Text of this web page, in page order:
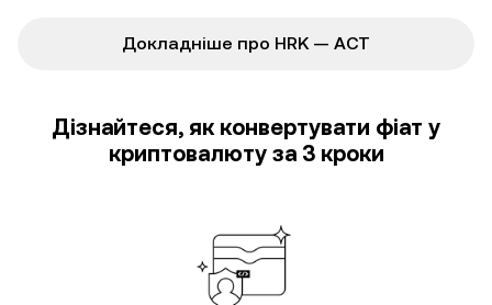
Докладніше про HRK — ACT
Дізнайтеся, як конвертувати фіат у
криптовалюту за 3 кроки